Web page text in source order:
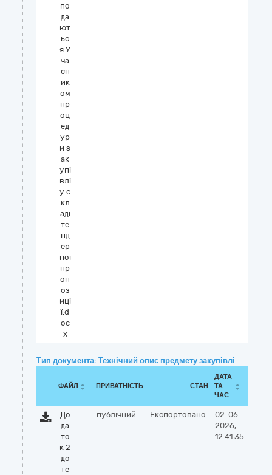
по
да
ют
ьс
я У
ча
сн
ик
ом
пр
оц
ед
ур
и з
ак
упі
влі
у с
кл
аді
те
нд
ер
ної
пр
оп
оз
иці
ї.d
oc
x
Тип документа: Технічний опис предмету закупівлі
ФАЙЛ ПРИВАТНІСТЬ СТАН
ДАТА
ТА
ЧАС
До
да
то
к 2
до
те
публічний Експортовано:
02-06-
2026,
12:41:35